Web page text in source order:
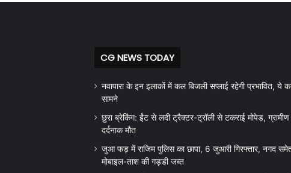
CG NEWS TODAY
नवापारा के इन इलाकों में कल बिजली सप्लाई रहेगी प्रभावित, ये
सामने
छुरा ब्रेकिंग: ईंट से लदी ट्रैक्टर-ट्रॉली से टकराई मोपेड, ग्रामीण
दर्दनाक मौत
जुआ फड़ में राजिम पुलिस का छापा, 6 जुआरी गिरफ्तार, नगद
मोबाइल-ताश की गड्डी जब्त